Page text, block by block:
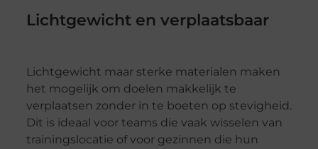
Lichtgewicht en verplaatsbaar
Lichtgewicht maar sterke materialen maken
het mogelijk om doelen makkelijk te
verplaatsen zonder in te boeten op stevigheid.
Dit is ideaal voor teams die vaak wisselen van
trainingslocatie of voor gezinnen die hun